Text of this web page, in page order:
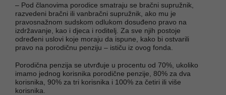
– Pod članovima porodice smatraju se bračni supružnik,
razvedeni bračni ili vanbračni supružnik, ako mu je
pravosnažnom sudskom odlukom dosuđeno pravo na
izdržavanje, kao i djeca i roditelj. Za sve njih postoje
određeni uslovi koje moraju da ispune, kako bi ostvarili
pravo na porodičnu penziju – ističu iz ovog fonda.
Porodična penzija se utvrđuje u procentu od 70%, ukoliko
imamo jednog korisnika porodične penzije, 80% za dva
korisnika, 90% za tri korisnika i 100% za četiri ili više
korisnika.